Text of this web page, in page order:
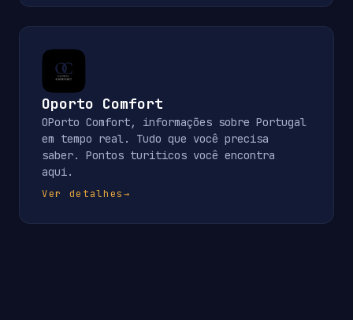
Oporto Comfort
OPorto Comfort, informações sobre Portugal
em tempo real. Tudo que você precisa
saber. Pontos turiticos você encontra
aqui.
Ver detalhes→